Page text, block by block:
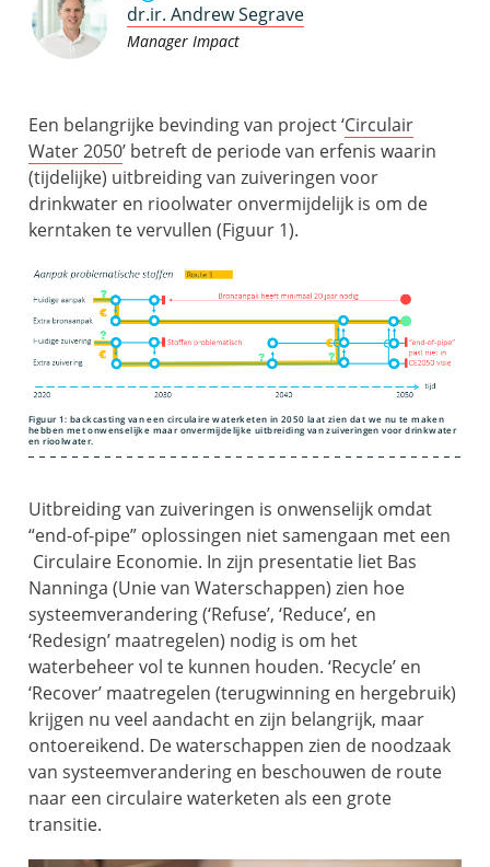
dr.ir. Andrew Segrave
Manager Impact
Een belangrijke bevinding van project ‘Circulair
Water 2050’ betreft de periode van erfenis waarin
(tijdelijke) uitbreiding van zuiveringen voor
drinkwater en rioolwater onvermijdelijk is om de
kerntaken te vervullen (Figuur 1).
Figuur 1: backcasting van een circulaire waterketen in 2050 laat zien dat we nu te maken
hebben met onwenselijke maar onvermijdelijke uitbreiding van zuiveringen voor drinkwater
en rioolwater.
Uitbreiding van zuiveringen is onwenselijk omdat
“end-of-pipe” oplossingen niet samengaan met een
Circulaire Economie. In zijn presentatie liet Bas
Nanninga (Unie van Waterschappen) zien hoe
systeemverandering (‘Refuse’, ‘Reduce’, en
‘Redesign’ maatregelen) nodig is om het
waterbeheer vol te kunnen houden. ‘Recycle’ en
‘Recover’ maatregelen (terugwinning en hergebruik)
krijgen nu veel aandacht en zijn belangrijk, maar
ontoereikend. De waterschappen zien de noodzaak
van systeemverandering en beschouwen de route
naar een circulaire waterketen als een grote
transitie.